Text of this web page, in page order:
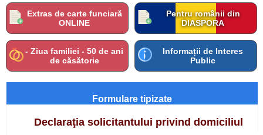
Extras de carte funciară
ONLINE
Pentru românii din
DIASPORA
- Ziua familiei - 50 de ani
de căsătorie
Informații de Interes
Public
Formulare tipizate
Declaraţia solicitantului privind domiciliul